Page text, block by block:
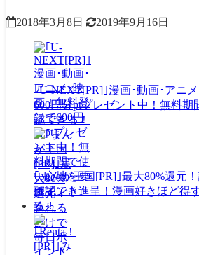
2018年3月8日 2019年9月16日
｢U-NEXT[PR]｣漫画･動画･アニ
600円分ptプレゼント中！無料期
認できる！
｢まんが王国[PR]｣最大80%還元
ポイント進呈！漫画好きほど得
ム！